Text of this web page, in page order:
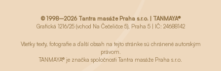
© 1998–2026 Tantra masáže Praha s.r.o. | TANMAYA®
Grafická 1216/25 (vchod Na Čečeličce 5), Praha 5 | IČ: 24688142
Všetky texty, fotografie a ďalší obsah na tejto stránke sú chránené autorským
právom.
TANMAYA® je značka spoločnosti Tantra masáže Praha s.r.o.